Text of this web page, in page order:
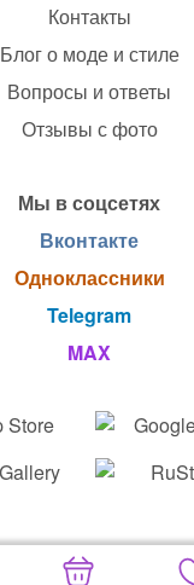
Контакты
Блог о моде и стиле
Вопросы и ответы
Отзывы с фото
Мы в соцсетях
Вконтакте
Одноклассники
Telegram
MAX